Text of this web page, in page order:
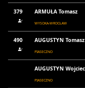
379 ARMUŁA Tomasz
WYSOKA-WROCŁAW
490 AUGUSTYN Tomasz
PIASECZNO
AUGUSTYN
PIASECZNO